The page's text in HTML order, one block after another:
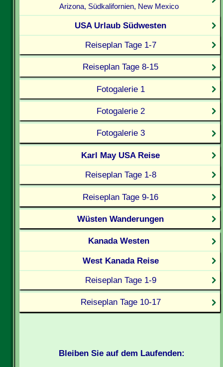
Arizona, Südkalifornien, New Mexico
USA Urlaub Südwesten
Reiseplan Tage 1-7
Reiseplan Tage 8-15
Fotogalerie 1
Fotogalerie 2
Fotogalerie 3
Karl May USA Reise
Reiseplan Tage 1-8
Reiseplan Tage 9-16
Wüsten Wanderungen
Kanada Westen
West Kanada Reise
Reiseplan Tage 1-9
Reiseplan Tage 10-17
Bleiben Sie auf dem Laufenden: